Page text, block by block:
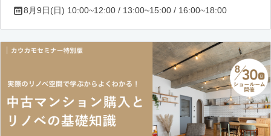
8月9日(日) 10:00~12:00 / 13:00~15:00 / 16:00~18:00